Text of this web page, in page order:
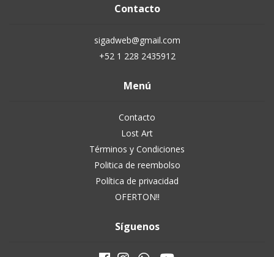
Contacto
sigadweb@gmail.com
+52 1 228 2435912
Menú
Contacto
Lost Art
Términos y Condiciones
Politica de reembolso
Política de privacidad
OFERTON!!
Síguenos